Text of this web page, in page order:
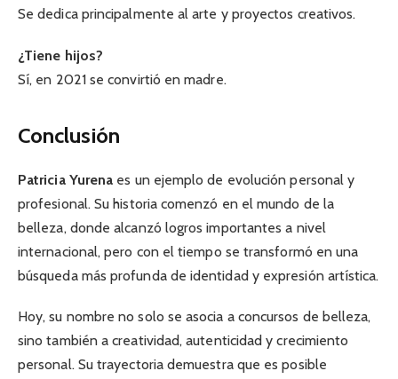
Se dedica principalmente al arte y proyectos creativos.
¿Tiene hijos?
Sí, en 2021 se convirtió en madre.
Conclusión
Patricia Yurena es un ejemplo de evolución personal y
profesional. Su historia comenzó en el mundo de la
belleza, donde alcanzó logros importantes a nivel
internacional, pero con el tiempo se transformó en una
búsqueda más profunda de identidad y expresión artística.
Hoy, su nombre no solo se asocia a concursos de belleza,
sino también a creatividad, autenticidad y crecimiento
personal. Su trayectoria demuestra que es posible